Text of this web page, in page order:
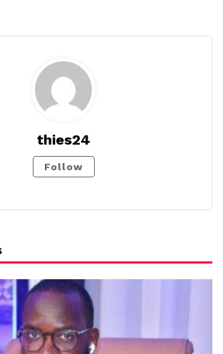
thies24
Follow